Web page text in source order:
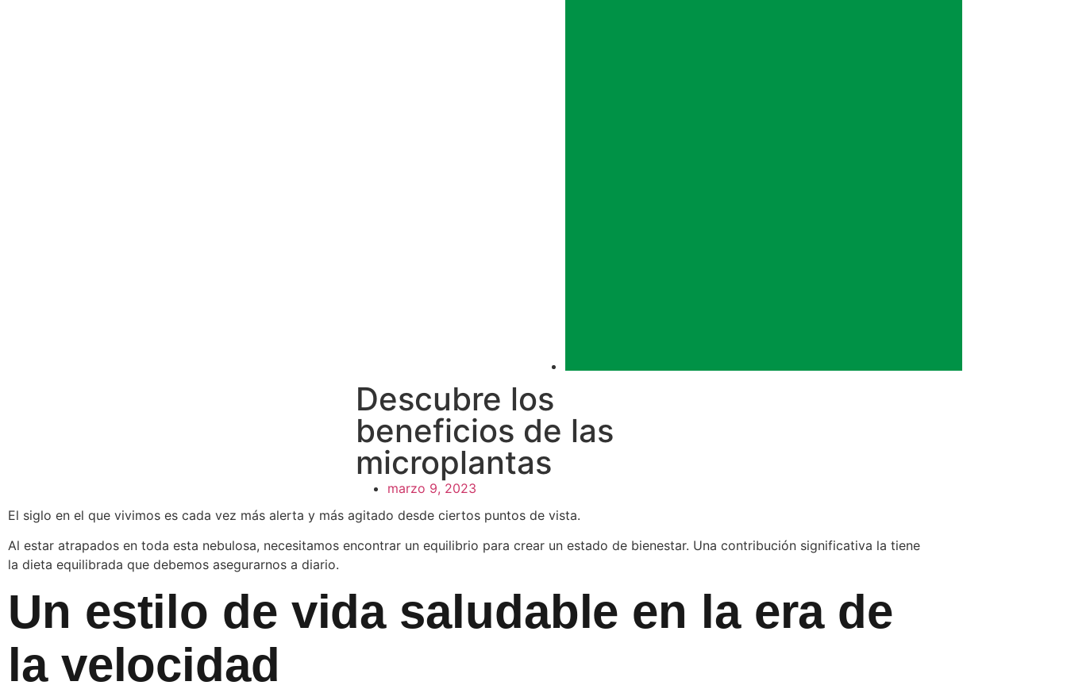
Descubre los
beneficios de las
microplantas
marzo 9, 2023
El siglo en el que vivimos es cada vez más alerta y más agitado desde ciertos puntos de vista.
Al estar atrapados en toda esta nebulosa, necesitamos encontrar un equilibrio para crear un estado de bienestar. Una contribución significativa la tiene
la dieta equilibrada que debemos asegurarnos a diario.
Un estilo de vida saludable en la era de
la velocidad